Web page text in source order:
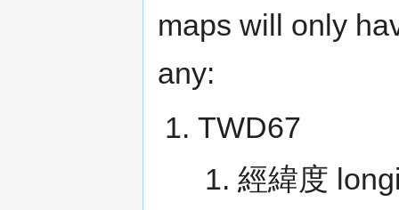
maps will only
any:
TWD67
經緯度